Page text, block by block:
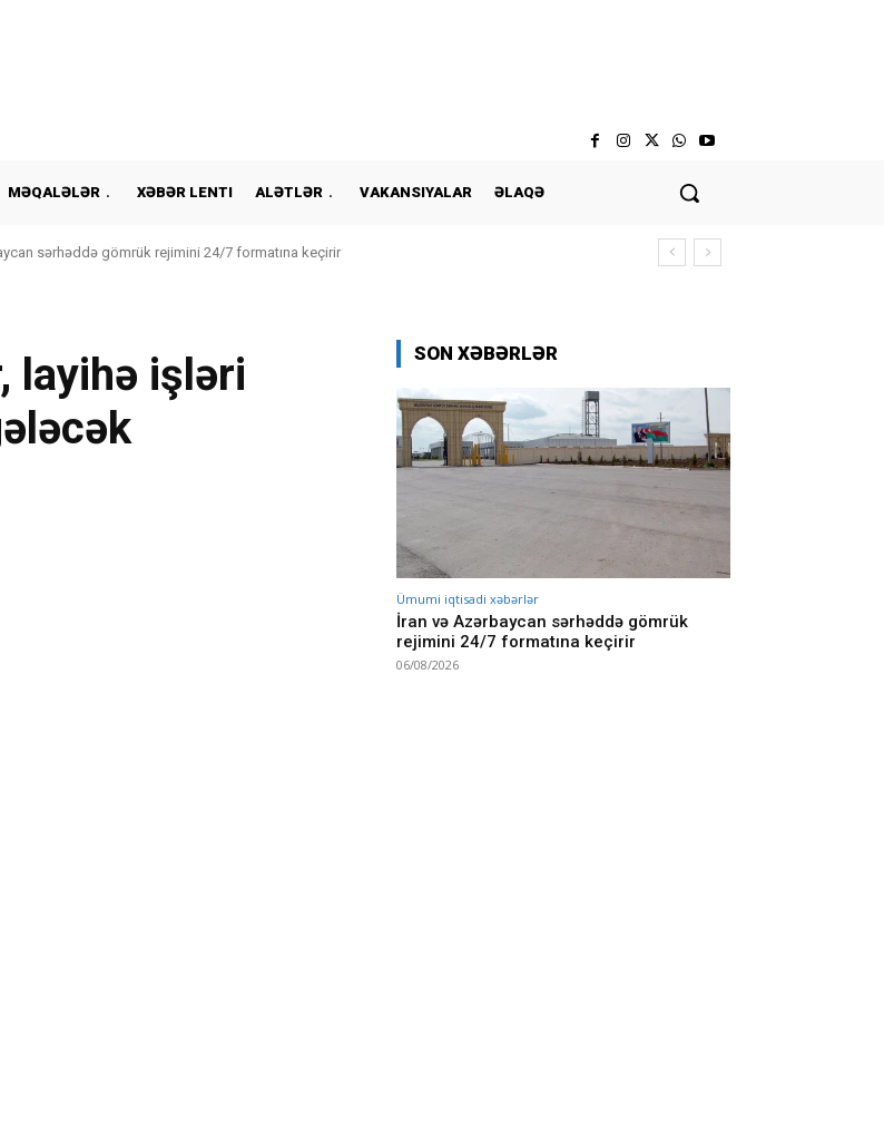
MƏQALƏLƏR XƏBƏR LENTI ALƏTLƏR VAKANSIYALAR ƏLAQƏ
sərhəddə gömrük rejimini 24/7 formatına keçirir
layihə işləri
SON XƏBƏRLƏR
Ümumi iqtisadi xəbərlər
İran və Azərbaycan sərhəddə gömrük
rejimini 24/7 formatına keçirir
06/08/2026